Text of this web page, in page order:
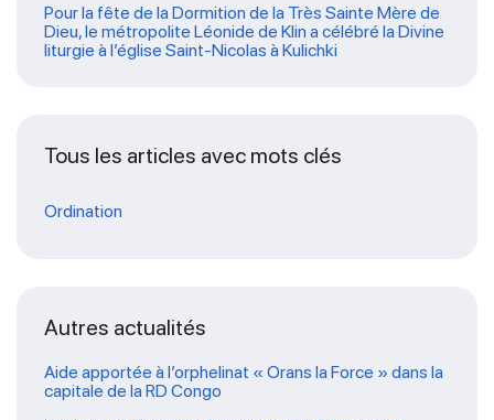
Pour la fête de la Dormition de la Très Sainte Mère de
Dieu, le métropolite Léonide de Klin a célébré la Divine
liturgie à l’église Saint-Nicolas à Kulichki
Tous les articles avec mots clés
Ordination
Autres actualités
Aide apportée à l’orphelinat « Orans la Force » dans la
capitale de la RD Congo